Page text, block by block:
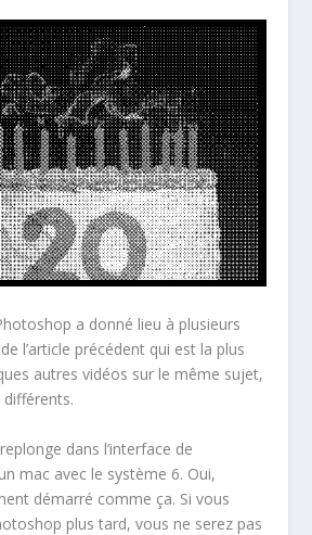
a donné lieu à plusieurs
l’article précédent qui est la plus
autres vidéos sur le même sujet,
dans l’interface de
mac avec le système 6. Oui,
démarré comme ça. Si vous
plus tard, vous ne serez pas